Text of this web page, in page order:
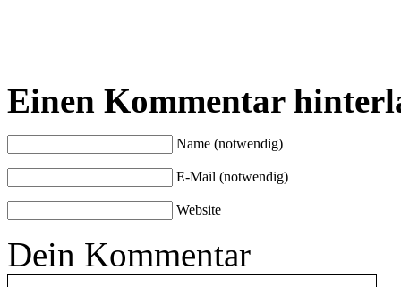
Einen Kommentar
Name (notwendig)
E-Mail (notwendig)
Website
Dein Kommentar